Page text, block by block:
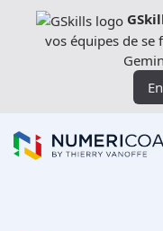
directement
vos équipes de se